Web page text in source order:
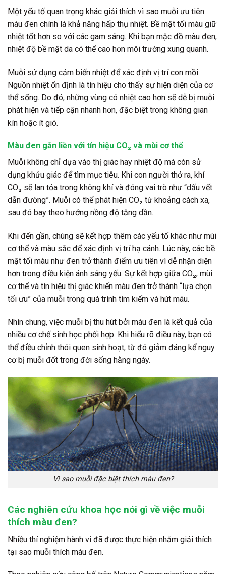
Một yếu tố quan trọng khác giải thích vì sao muỗi ưu tiên
màu đen chính là khả năng hấp thụ nhiệt. Bề mặt tối màu giữ
nhiệt tốt hơn so với các gam sáng. Khi bạn mặc đồ màu đen,
nhiệt độ bề mặt da có thể cao hơn môi trường xung quanh.
Muỗi sử dụng cảm biến nhiệt để xác định vị trí con mồi.
Nguồn nhiệt ổn định là tín hiệu cho thấy sự hiện diện của cơ
thể sống. Do đó, những vùng có nhiệt cao hơn sẽ dễ bị muỗi
phát hiện và tiếp cận nhanh hơn, đặc biệt trong không gian
kín hoặc ít gió.
Màu đen gắn liền với tín hiệu CO₂ và mùi cơ thể
Muỗi không chỉ dựa vào thị giác hay nhiệt độ mà còn sử
dụng khứu giác để tìm mục tiêu. Khi con người thở ra, khí
CO₂ sẽ lan tỏa trong không khí và đóng vai trò như “dấu vết
dẫn đường”. Muỗi có thể phát hiện CO₂ từ khoảng cách xa,
sau đó bay theo hướng nồng độ tăng dần.
Khi đến gần, chúng sẽ kết hợp thêm các yếu tố khác như mùi
cơ thể và màu sắc để xác định vị trí hạ cánh. Lúc này, các bề
mặt tối màu như đen trở thành điểm ưu tiên vì dễ nhận diện
hơn trong điều kiện ánh sáng yếu. Sự kết hợp giữa CO₂, mùi
cơ thể và tín hiệu thị giác khiến màu đen trở thành “lựa chọn
tối ưu” của muỗi trong quá trình tìm kiếm và hút máu.
Nhìn chung, việc muỗi bị thu hút bởi màu đen là kết quả của
nhiều cơ chế sinh học phối hợp. Khi hiểu rõ điều này, bạn có
thể điều chỉnh thói quen sinh hoạt, từ đó giảm đáng kể nguy
cơ bị muỗi đốt trong đời sống hằng ngày.
Vì sao muỗi đặc biệt thích màu đen?
Các nghiên cứu khoa học nói gì về việc muỗi
thích màu đen?
Nhiều thí nghiệm hành vi đã được thực hiện nhằm giải thích
tại sao muỗi thích màu đen.